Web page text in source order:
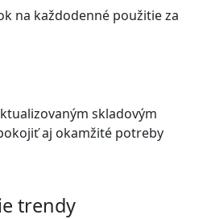
na každodenné použitie za
skladovým
aj okamžité potreby
trendy